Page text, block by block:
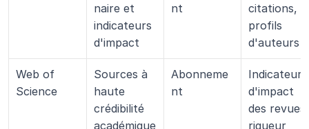
naire et
indicateurs
d'impact
nt
citations,
profils
d'auteurs
Web of
Science
Sources à
haute
crédibilité
académique
Abonneme
nt
Indicateurs
d'impact
des revues,
rigueur